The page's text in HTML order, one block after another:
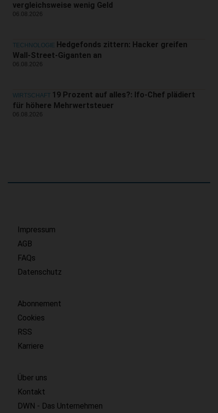
vergleichsweise wenig Geld
06.08.2026
TECHNOLOGIE Hedgefonds zittern: Hacker greifen
Wall-Street-Giganten an
06.08.2026
WIRTSCHAFT 19 Prozent auf alles?: Ifo-Chef plädiert
für höhere Mehrwertsteuer
06.08.2026
Impressum
AGB
FAQs
Datenschutz
Abonnement
Cookies
RSS
Karriere
Über uns
Kontakt
DWN - Das Unternehmen